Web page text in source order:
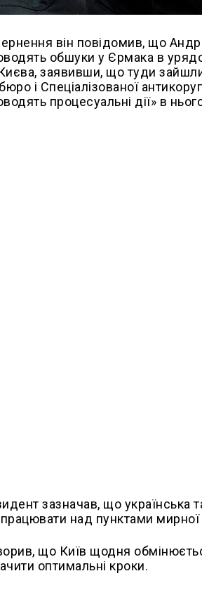
він повідомив, що
обшуки у Єрмака в
заявивши, що туди
і Спеціалізованої
процесуальні дії» в
зазначав, що українська
над пунктами
що Київ щодня
оптимальні кроки.